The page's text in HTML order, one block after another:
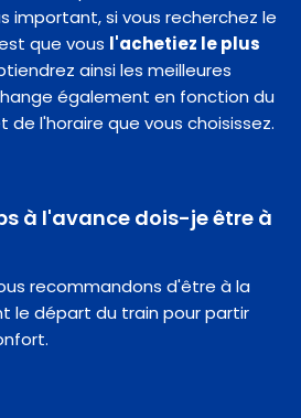
important, si vous recherchez le
que vous l'achetiez le plus
ainsi les meilleures
également en fonction du
de l'horaire que vous choisissez.
à l'avance dois-je être à
recommandons d'être à la
le départ du train pour partir